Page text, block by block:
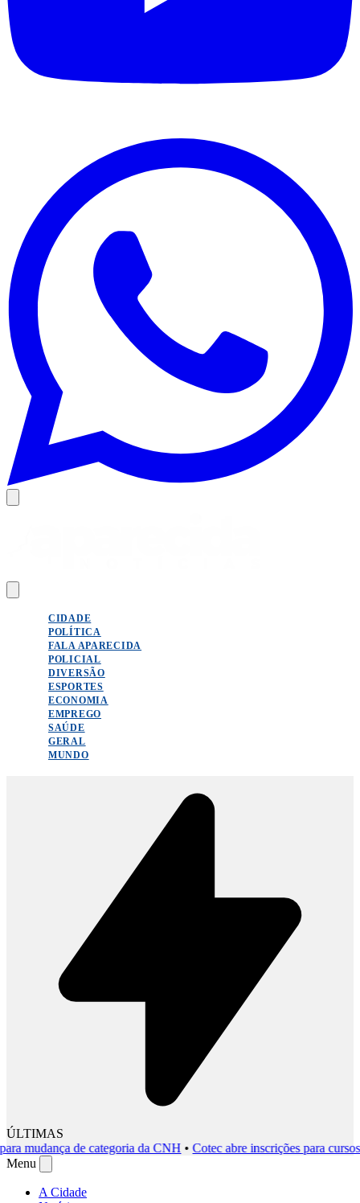
CIDADE
POLÍTICA
FALA APARECIDA
POLICIAL
DIVERSÃO
ESPORTES
ECONOMIA
EMPREGO
SAÚDE
GERAL
MUNDO
ÚLTIMAS
de categoria da CNH•Cotec abre inscrições para cursos
Menu
A Cidade